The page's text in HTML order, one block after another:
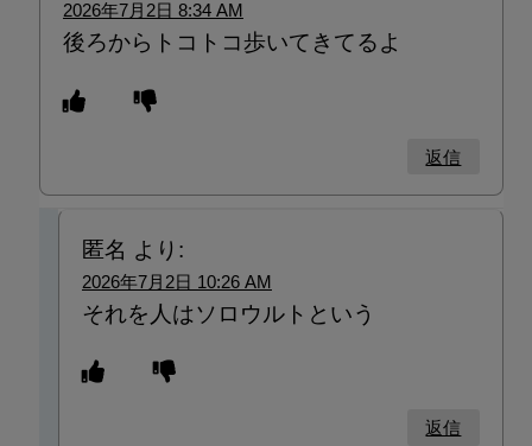
2026年7月2日 8:34 AM
後ろからトコトコ歩いてきてるよ
返信
匿名 より:
2026年7月2日 10:26 AM
それを人はソロウルトという
返信